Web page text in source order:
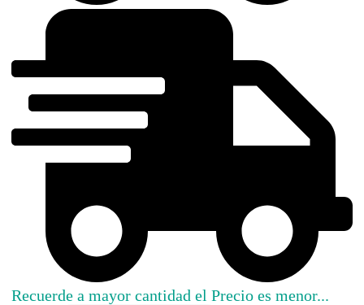
Recuerde a mayor cantidad el Precio es menor...